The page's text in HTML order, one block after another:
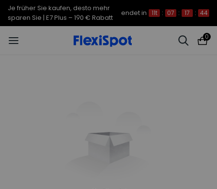
Je früher Sie kaufen, desto mehr
sparen Sie | E7 Plus – 190 € Rabatt
endet in 11t : 07 : 17 : 44
0